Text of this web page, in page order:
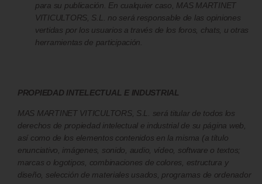
para su publicación. En cualquier caso, MAS MARTINET
VITICULTORS, S.L. no será responsable de las opiniones
vertidas por los usuarios a través de los foros, chats, u otras
herramientas de participación.
PROPIEDAD INTELECTUAL E INDUSTRIAL
MAS MARTINET VITICULTORS, S.L. será titular de todos los
derechos de propiedad intelectual e industrial de su página web,
así como de los elementos contenidos en la misma (a título
enunciativo, imágenes, sonido, audio, vídeo, software o textos;
marcas o logotipos, combinaciones de colores, estructura y
diseño, selección de materiales usados, programas de ordenador